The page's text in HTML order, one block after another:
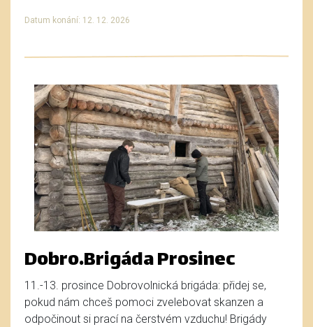
Datum konání: 12. 12. 2026
Dobro.Brigáda Prosinec
11.-13. prosince Dobrovolnická brigáda: přidej se,
pokud nám chceš pomoci zvelebovat skanzen a
odpočinout si prací na čerstvém vzduchu! Brigády